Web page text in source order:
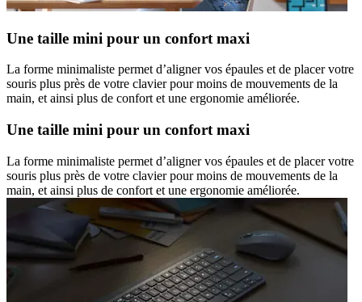
Une taille mini pour un confort maxi
La forme minimaliste permet d’aligner vos épaules et de placer votre
souris plus près de votre clavier pour moins de mouvements de la
main, et ainsi plus de confort et une ergonomie améliorée.
Une taille mini pour un confort maxi
La forme minimaliste permet d’aligner vos épaules et de placer votre
souris plus près de votre clavier pour moins de mouvements de la
main, et ainsi plus de confort et une ergonomie améliorée.